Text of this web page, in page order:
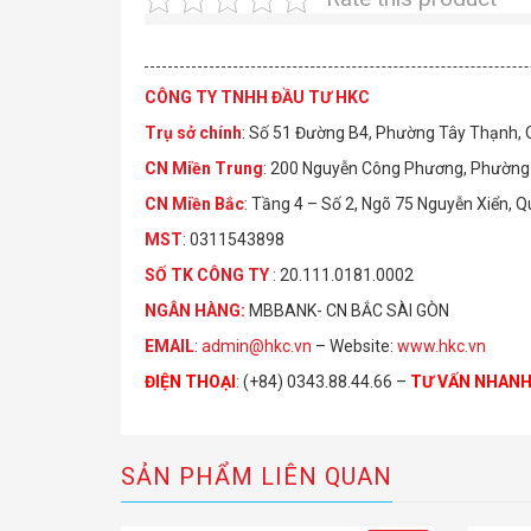
CÔNG TY TNHH ĐẦU TƯ HKC
Trụ sở chính: Số 51 Đường B4, Phường Tây Thạnh,
CN Miền Trung: 200 Nguyễn Công Phương,
CN Miền Bắc: Tầng 4 – Số 2, Ngõ 75 Nguyễn Xiển,
MST: 0311543898
SỐ TK CÔ NG TY : 20.111.0181.0002
NGÂN HÀNG: MBBANK- CN BẮC SÀI GÒN
EMAIL: admin@hkc.vn – Website: www.hkc.vn
ĐIỆN THOẠI : (+84) 0343.88.44.66 – TƯ VẤN NHANH
SẢN PHẨM LIÊN QUAN